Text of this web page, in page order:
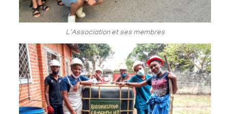
L'Association et ses membres